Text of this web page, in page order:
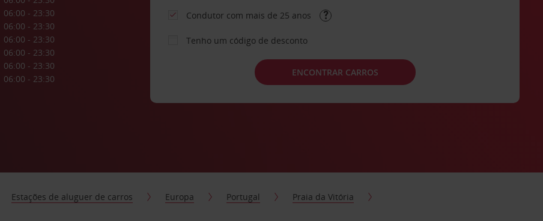
06:00 - 23:30
06:00 - 23:30
06:00 - 23:30
06:00 - 23:30
06:00 - 23:30
06:00 - 23:30
Condutor com mais de 25 anos
Tenho um código de desconto
ENCONTRAR CARROS
Estações de aluguer de carros Europa Portugal
Praia da Vitória